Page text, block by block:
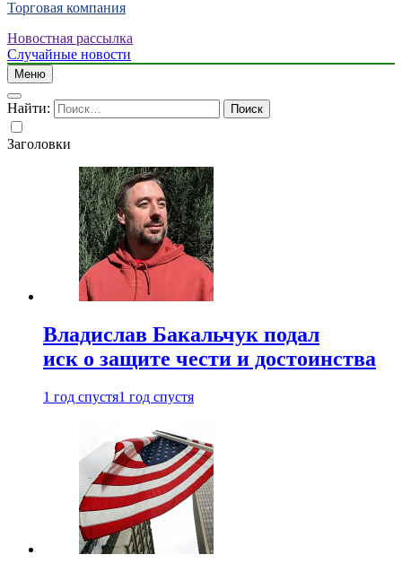
Торговая компания
Новостная рассылка
Случайные новости
Меню
Найти:
Заголовки
Владислав Бакальчук подал
иск о защите чести и достоинства
1 год спустя1 год спустя